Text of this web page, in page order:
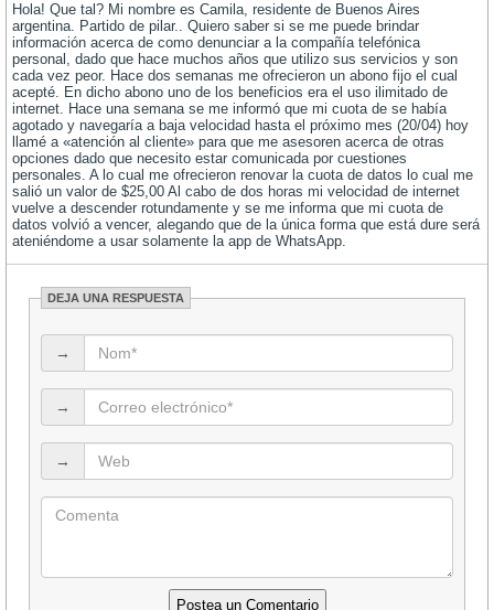
Hola! Que tal? Mi nombre es Camila, residente de Buenos Aires
argentina. Partido de pilar.. Quiero saber si se me puede brindar
información acerca de como denunciar a la compañía telefónica
personal, dado que hace muchos años que utilizo sus servicios y son
cada vez peor. Hace dos semanas me ofrecieron un abono fijo el cual
acepté. En dicho abono uno de los beneficios era el uso ilimitado de
internet. Hace una semana se me informó que mi cuota de se había
agotado y navegaría a baja velocidad hasta el próximo mes (20/04) hoy
llamé a «atención al cliente» para que me asesoren acerca de otras
opciones dado que necesito estar comunicada por cuestiones
personales. A lo cual me ofrecieron renovar la cuota de datos lo cual me
salió un valor de $25,00 Al cabo de dos horas mi velocidad de internet
vuelve a descender rotundamente y se me informa que mi cuota de
datos volvió a vencer, alegando que de la única forma que está dure será
ateniéndome a usar solamente la app de WhatsApp.
DEJA UNA RESPUESTA
→
→
→